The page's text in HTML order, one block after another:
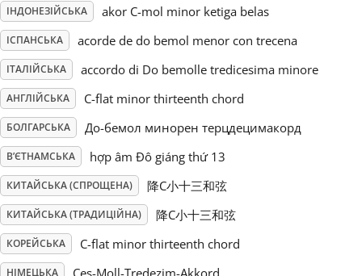
Tiếng Việt
Türkçe
Українська
简体中文
繁體中文
ІНДОНЕЗІЙСЬКА akor C-mol minor ketiga belas
ІСПАНСЬКА acorde de do bemol menor con trecena
ІТАЛІЙСЬКА accordo di Do bemolle tredicesima minore
АНГЛІЙСЬКА C-flat minor thirteenth chord
БОЛГАРСЬКА До-бемол минорен терцдецимакорд
В’ЄТНАМСЬКА hợp âm Đô giáng thứ 13
КИТАЙСЬКА (СПРОЩЕНА) 降C小十三和弦
КИТАЙСЬКА (ТРАДИЦІЙНА) 降C小十三和弦
КОРЕЙСЬКА C-flat minor thirteenth chord
НІМЕЦЬКА